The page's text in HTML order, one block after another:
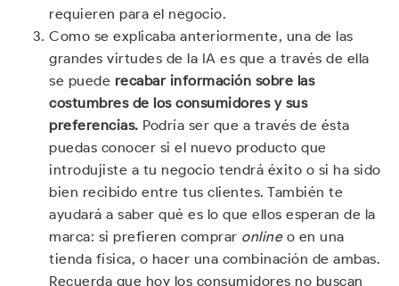
requieren para el negocio.
Como se explicaba anteriormente, una de las
grandes virtudes de la IA es que a través de ella
se puede recabar información sobre las
costumbres de los consumidores y sus
preferencias. Podría ser que a través de ésta
puedas conocer si el nuevo producto que
introdujiste a tu negocio tendrá éxito o si ha sido
bien recibido entre tus clientes. También te
ayudará a saber qué es lo que ellos esperan de la
marca: si prefieren comprar onlineo en una
tienda física, o hacer una combinación de ambas.
Recuerda que hoy los consumidores no buscan